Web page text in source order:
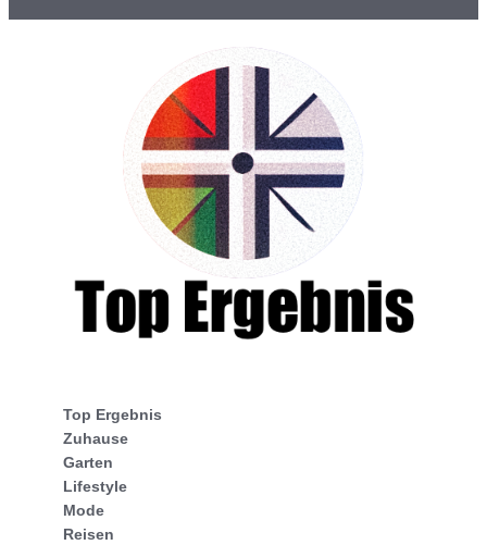
Top Ergebnis
Zuhause
Garten
Lifestyle
Mode
Reisen